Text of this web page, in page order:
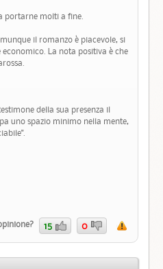
portarne molti a fine.
il romanzo è piacevole, si
La nota positiva è che
della sua presenza il
uno spazio minimo nella mente,
15 0